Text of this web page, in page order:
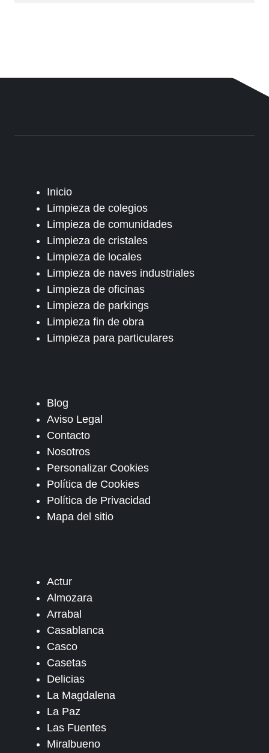
Inicio
Limpieza de colegios
Limpieza de comunidades
Limpieza de cristales
Limpieza de locales
Limpieza de naves industriales
Limpieza de oficinas
Limpieza de parkings
Limpieza fin de obra
Limpieza para particulares
Blog
Aviso Legal
Contacto
Nosotros
Personalizar Cookies
Política de Cookies
Política de Privacidad
Mapa del sitio
Actur
Almozara
Arrabal
Casablanca
Casco
Casetas
Delicias
La Magdalena
La Paz
Las Fuentes
Miralbueno